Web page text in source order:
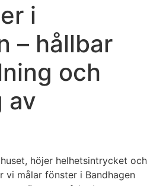
i
– hållbar
och
av
höjer helhetsintrycket och
vi målar fönster i Bandhagen